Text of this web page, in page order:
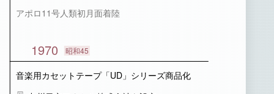
アポロ11号人類初月面着陸
1970 昭和45
音楽用カセットテープ「UD」シリーズ商品化